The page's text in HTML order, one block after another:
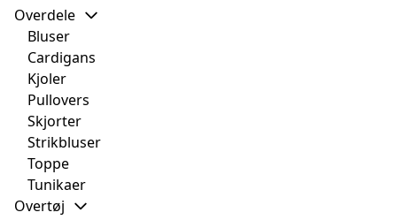
Overdele
Bluser
Cardigans
Kjoler
Pullovers
Skjorter
Strikbluser
Toppe
Tunikaer
Overtøj